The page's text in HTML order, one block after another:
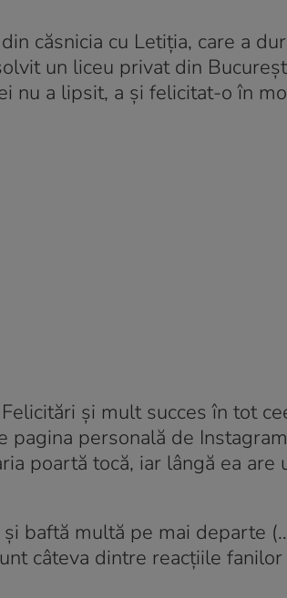
căsnicia cu Letiţia, care a
un liceu privat din
nu a lipsit, a și felicitat-o în
și mult succes în tot
pagina personală de
poartă tocă, iar lângă ea are
baftă multă pe mai departe
câteva dintre reacțiile